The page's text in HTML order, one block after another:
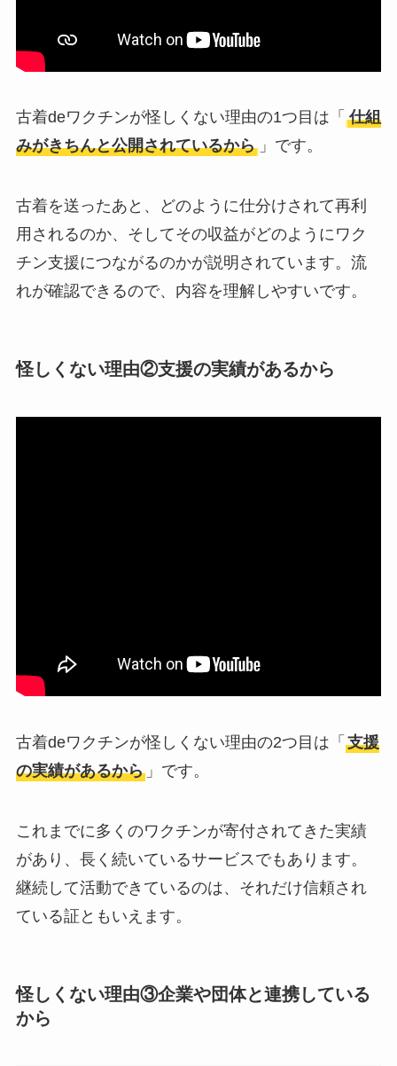
古着deワクチンが怪しくない理由の1つ目は「 仕組
みがきちんと公開されているから 」です。
古着を送ったあと、どのように仕分けされて再利
用されるのか、そしてその収益がどのようにワク
チン支援につながるのかが説明されています。流
れが確認できるので、内容を理解しやすいです。
怪しくない理由②支援の実績があるから
古着deワクチンが怪しくない理由の2つ目は「 支援
の実績があるから」です。
これまでに多くのワクチンが寄付されてきた実績
があり、長く続いているサービスでもあります。
継続して活動できているのは、それだけ信頼され
ている証ともいえます。
怪しくない理由③企業や団体と連携している
から